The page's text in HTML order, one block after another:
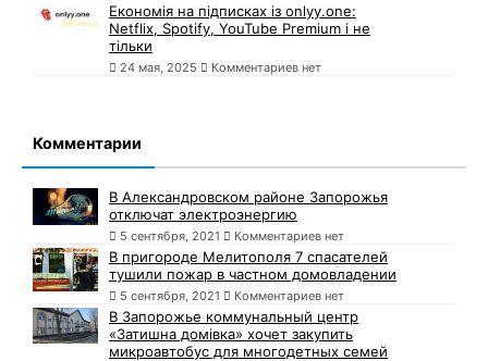
Економія на підписках із onlyy.one:
Netflix, Spotify, YouTube Premium і не
тільки
24 мая, 2025 Комментариев нет
Комментарии
В Александровском районе Запорожья
отключат электроэнергию
5 сентября, 2021 Комментариев нет
В пригороде Мелитополя 7 спасателей
тушили пожар в частном домовладении
5 сентября, 2021 Комментариев нет
В Запорожье коммунальный центр
«Затишна домівка» хочет закупить
микроавтобус для многодетных семей